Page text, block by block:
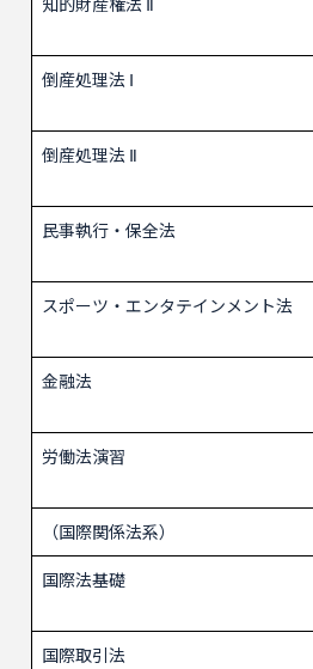
倒産処理法 Ⅰ
倒産処理法 Ⅱ
民事執行・保全法
スポーツ・エンタテインメント法
金融法
労働法演習
（国際関係法系）
国際法基礎
国際取引法